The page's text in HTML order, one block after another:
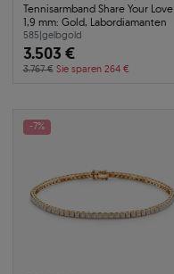
Tennisarmband Share Your Love
1,9 mm: Gold, Labordiamanten
585|gelbgold
3.503 €
3.767 € Sie sparen 264 €
-7%